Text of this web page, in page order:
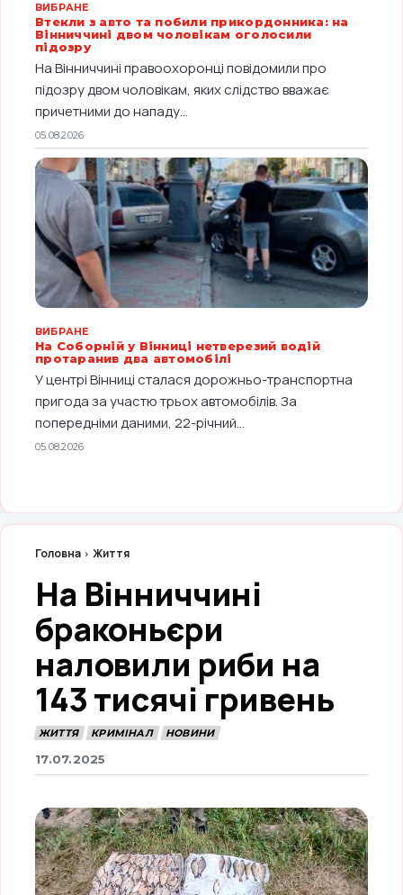
ВИБРАНЕ
Втекли з авто та побили прикордонника: на
Вінниччині двом чоловікам оголосили
підозру
На Вінниччині правоохоронці повідомили про
підозру двом чоловікам, яких слідство вважає
причетними до нападу...
05.08.2026
ВИБРАНЕ
На Соборній у Вінниці нетверезий водій
протаранив два автомобілі
У центрі Вінниці сталася дорожньо-транспортна
пригода за участю трьох автомобілів. За
попередніми даними, 22-річний...
05.08.2026